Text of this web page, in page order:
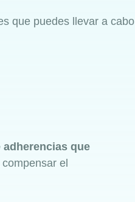
que puedes llevar a cabo
que
el